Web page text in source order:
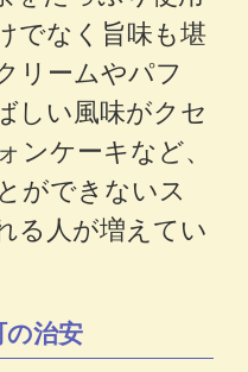
でなく旨味も堪
リームやパフ
しい風味がクセ
ンケーキなど、
ができないス
る人が増えてい
治安